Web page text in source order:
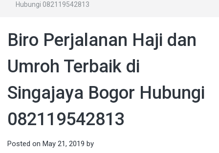
Hubungi 082119542813
Biro Perjalanan Haji dan
Umroh Terbaik di
Singajaya Bogor Hubungi
082119542813
Posted on May 21, 2019 by